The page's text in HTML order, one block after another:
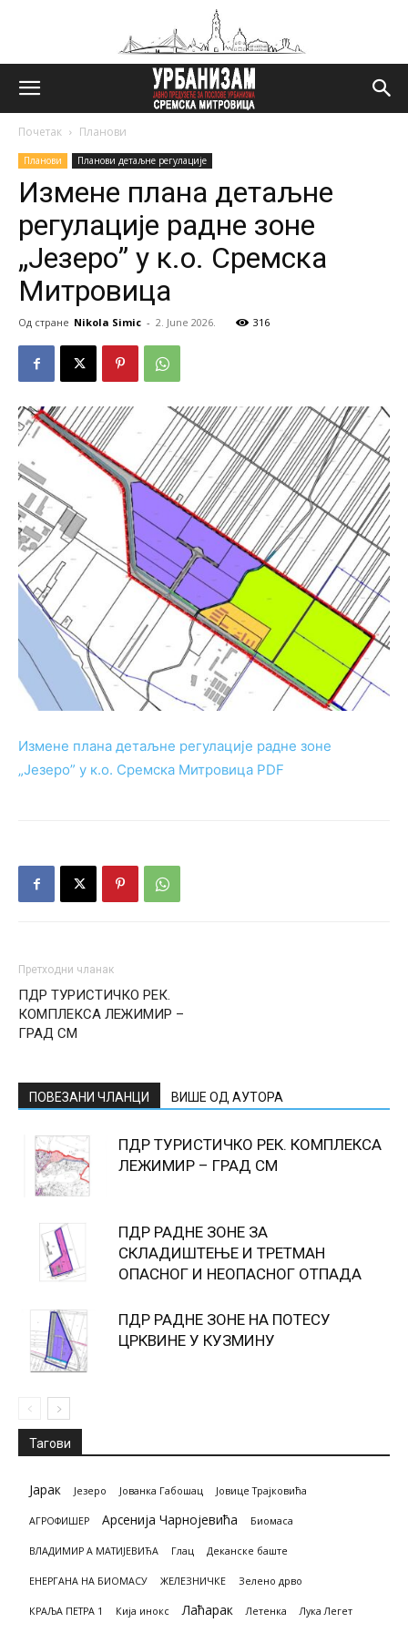
Почетак Планови
Планови Планови детаљне регулације
Измене плана детаљне
регулације радне зоне
„Језеро” у к.о. Сремска
Митровица
Од стране Nikola Simic - 2. June 2026. 316
Измене плана детаљне регулације радне зоне
„Језеро” у к.о. Сремска Митровица PDF
Претходни чланак
ПДР ТУРИСТИЧКО РЕК.
КОМПЛЕКСА ЛЕЖИМИР –
ГРАД СМ
ПОВЕЗАНИ ЧЛАНЦИ ВИШЕ ОД АУТОРА
ПДР ТУРИСТИЧКО РЕК. КОМПЛЕКСА
ЛЕЖИМИР – ГРАД СМ
ПДР РАДНЕ ЗОНЕ ЗА
СКЛАДИШТЕЊЕ И ТРЕТМАН
ОПАСНОГ И НЕОПАСНОГ ОТПАДА
ПДР РАДНЕ ЗОНЕ НА ПОТЕСУ
ЦРКВИНЕ У КУЗМИНУ
Тагови
Јарак Језеро Јованка Габошац Јовице Трајковића
АГРОФИШЕР Арсенија Чарнојевића Биомасa
ВЛАДИМИР А МАТИЈЕВИЋА Глац Деканске баште
ЕНЕРГАНА НА БИОМАСУ ЖЕЛЕЗНИЧКЕ Зелено дрво
КРАЉА ПЕТРА 1 Кија инокс Лаћарак Летенка Лука Легет